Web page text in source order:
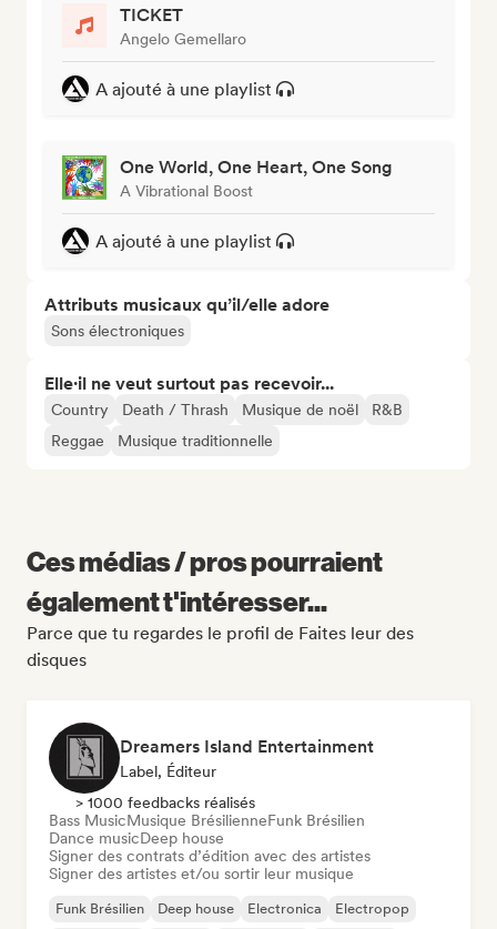
TICKET
Angelo Gemellaro
A ajouté à une playlist
One World, One Heart, One Song
A Vibrational Boost
A ajouté à une playlist
Attributs musicaux qu’il/elle adore
Sons électroniques
Elle·il ne veut surtout pas recevoir...
Country Death / Thrash Musique de noël
R&B
Reggae
Musique traditionnelle
Ces médias / pros pourraient
également t'intéresser...
Parce que tu regardes le profil de Faites leur des
disques
Dreamers Island Entertainment
Label, Éditeur
> 1000 feedbacks réalisés
Bass MusicMusique BrésilienneFunk Brésilien
Dance musicDeep house
Signer des contrats d’édition avec des artistes
Signer des artistes et/ou sortir leur musique
Funk Brésilien Deep house Electronica Electropop